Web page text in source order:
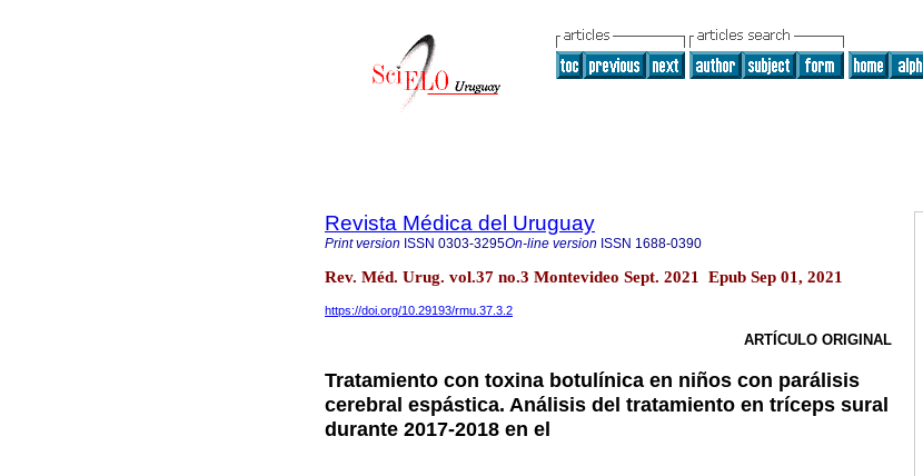
Revista Médica del Uruguay
Print version ISSN 0303-3295On-line version ISSN 1688-0390
Rev. Méd. Urug. vol.37 no.3 Montevideo Sept. 2021 Epub Sep 01, 2021
https://doi.org/10.29193/rmu.37.3.2
ARTÍCULO ORIGINAL
Tratamiento con toxina botulínica en niños con parálisis
cerebral espástica. Análisis del tratamiento en tríceps sural
durante 2017-2018 en el